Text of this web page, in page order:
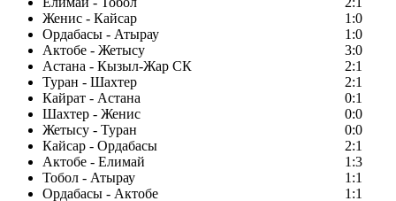
Женис - Кайсар
1:0
Ордабасы - Атырау
1:0
Актобе - Жетысу
3:0
Астана - Кызыл-Жар СК
2:1
Туран - Шахтер
2:1
Кайрат - Астана
0:1
Шахтер - Женис
0:0
Жетысу - Туран
0:0
Кайсар - Ордабасы
2:1
Актобе - Елимай
1:3
Тобол - Атырау
1:1
Ордабасы - Актобе
1:1